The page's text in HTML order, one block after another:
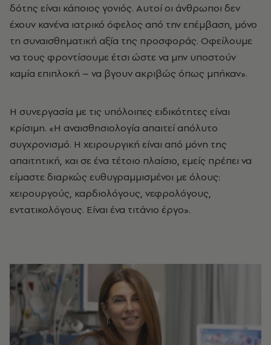
δότης είναι κάποιος γονιός. Αυτοί οι άνθρωποι δεν
έχουν κανένα ιατρικό όφελος από την επέμβαση, μόνο
τη συναισθηματική αξία της προσφοράς. Οφείλουμε
να τους φροντίσουμε έτσι ώστε να μην υποστούν
καμία επιπλοκή – να βγουν ακριβώς όπως μπήκαν».
Η συνεργασία με τις υπόλοιπες ειδικότητες είναι
κρίσιμη. «Η αναισθησιολογία απαιτεί απόλυτο
συγχρονισμό. Η χειρουργική είναι από μόνη της
απαιτητική, και σε ένα τέτοιο πλαίσιο, εμείς πρέπει να
είμαστε διαρκώς ευθυγραμμισμένοι με όλους:
χειρουργούς, καρδιολόγους, νεφρολόγους,
εντατικολόγους. Είναι ένα τιτάνιο έργο».